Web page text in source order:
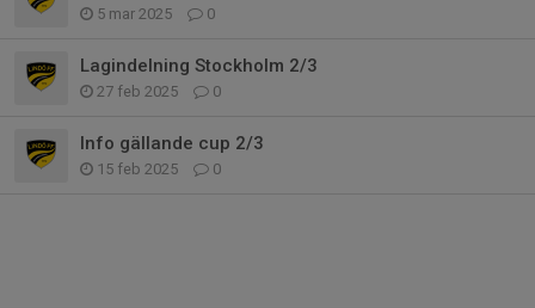
5 mar 2025 0
Lagindelning Stockholm 2/3
27 feb 2025 0
Info gällande cup 2/3
15 feb 2025 0